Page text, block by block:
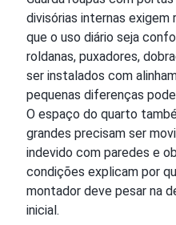
divisórias internas exigem
que o uso diário seja
roldanas, puxadores,
ser instalados com
pequenas diferenças
O espaço do quarto
grandes precisam ser
indevido com paredes e
condições explicam por
montador deve pesar na
inicial.